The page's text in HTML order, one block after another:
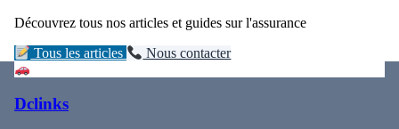
Découvrez tous nos articles et guides sur l'assurance
Tous les articles Nous contacter
Dclinks